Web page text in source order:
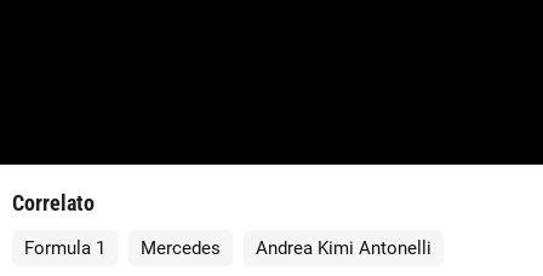
Correlato
Formula 1 Mercedes Andrea Kimi Antonelli